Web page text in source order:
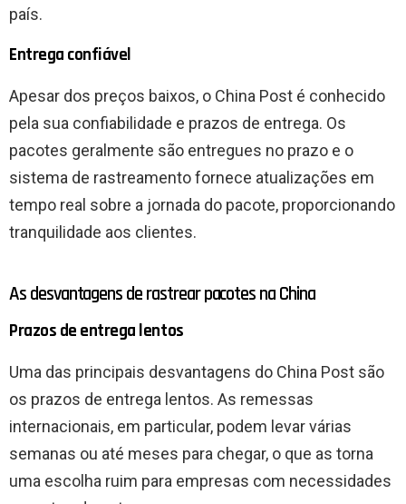
país.
Entrega confiável
Apesar dos preços baixos, o China Post é conhecido
pela sua confiabilidade e prazos de entrega. Os
pacotes geralmente são entregues no prazo e o
sistema de rastreamento fornece atualizações em
tempo real sobre a jornada do pacote, proporcionando
tranquilidade aos clientes.
As desvantagens de rastrear pacotes na China
Prazos de entrega lentos
Uma das principais desvantagens do China Post são
os prazos de entrega lentos. As remessas
internacionais, em particular, podem levar várias
semanas ou até meses para chegar, o que as torna
uma escolha ruim para empresas com necessidades